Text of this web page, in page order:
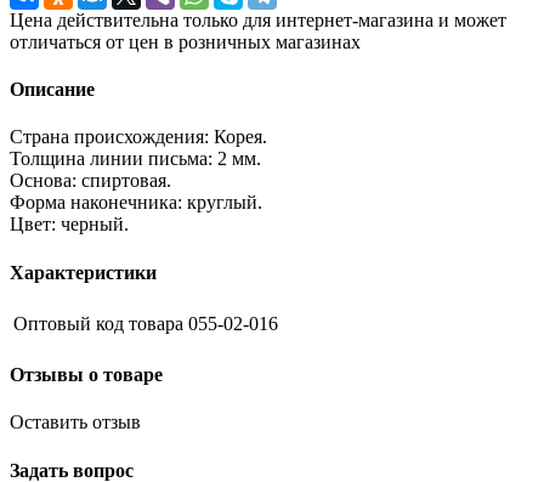
Цена действительна только для интернет-магазина и может
отличаться от цен в розничных магазинах
Описание
Страна происхождения: Корея.
Толщина линии письма: 2 мм.
Основа: спиртовая.
Форма наконечника: круглый.
Цвет: черный.
Характеристики
Оптовый код товара 055-02-016
Отзывы о товаре
Оставить отзыв
Задать вопрос